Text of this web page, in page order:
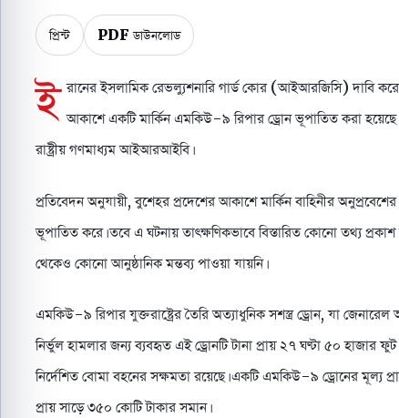
প্রিন্ট PDF ডাউনলোড
ই রানের ইসলামিক রেভল্যুশনারি গার্ড কোর (আইআরজিসি) দাবি
আকাশে একটি মার্কিন এমকিউ-৯ রিপার ড্রোন ভূপাতিত করা
রাষ্ট্রীয় গণমাধ্যম আইআরআইবি।
প্রতিবেদন অনুযায়ী, বুশেহর প্রদেশের আকাশে মার্কিন বাহিনীর অনুপ্রবেশের
ভূপাতিত করে। তবে এ ঘটনায় তাৎক্ষণিকভাবে বিস্তারিত কোনো তথ্য প্রকাশ
থেকেও কোনো আনুষ্ঠানিক মন্তব্য পাওয়া যায়নি।
এমকিউ-৯ রিপার যুক্তরাষ্ট্রের তৈরি অত্যাধুনিক সশস্ত্র ড্রোন, যা জেনারেল
নির্ভুল হামলার জন্য ব্যবহৃত এই ড্রোনটি টানা প্রায় ২৭ ঘণ্টা ৫০ হাজার
নির্দেশিত বোমা বহনের সক্ষমতা রয়েছে। একটি এমকিউ-৯ ড্রোনের মূল্য
প্রায় সাড়ে ৩৫০ কোটি টাকার সমান।